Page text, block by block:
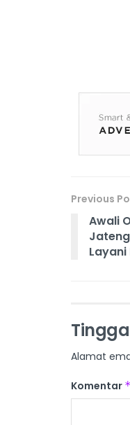
Previous
Awali
Alamat
Komentar *